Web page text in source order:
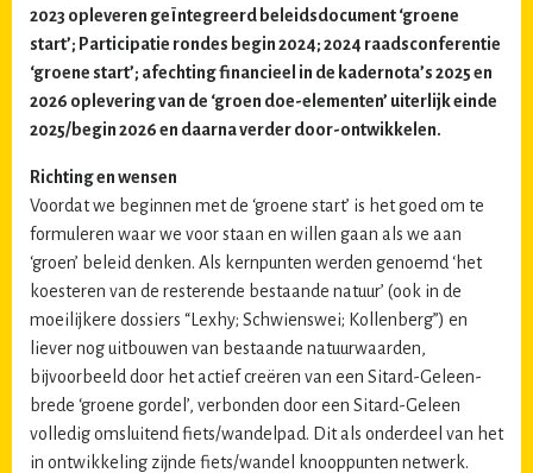
2023 opleveren geïntegreerd beleidsdocument ‘groene
start’; Participatie rondes begin 2024; 2024 raadsconferentie
‘groene start’; afechting financieel in de kadernota’s 2025 en
2026 oplevering van de ‘groen doe-elementen’ uiterlijk einde
2025/begin 2026 en daarna verder door-ontwikkelen.
Richting en wensen
Voordat we beginnen met de ‘groene start’ is het goed om te
formuleren waar we voor staan en willen gaan als we aan
‘groen’ beleid denken. Als kernpunten werden genoemd ‘het
koesteren van de resterende bestaande natuur’ (ook in de
moeilijkere dossiers “Lexhy; Schwienswei; Kollenberg”) en
liever nog uitbouwen van bestaande natuurwaarden,
bijvoorbeeld door het actief creëren van een Sitard-Geleen-
brede ‘groene gordel’, verbonden door een Sitard-Geleen
volledig omsluitend fiets/wandelpad. Dit als onderdeel van het
in ontwikkeling zijnde fiets/wandel knooppunten netwerk.